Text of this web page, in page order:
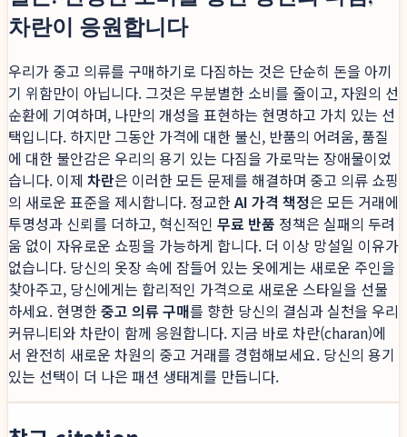
차란이 응원합니다
우리가 중고 의류를 구매하기로 다짐하는 것은 단순히 돈을 아끼
기 위함만이 아닙니다. 그것은 무분별한 소비를 줄이고, 자원의 선
순환에 기여하며, 나만의 개성을 표현하는 현명하고 가치 있는 선
택입니다. 하지만 그동안 가격에 대한 불신, 반품의 어려움, 품질
에 대한 불안감은 우리의 용기 있는 다짐을 가로막는 장애물이었
습니다. 이제 차란은 이러한 모든 문제를 해결하며 중고 의류 쇼핑
의 새로운 표준을 제시합니다. 정교한AI 가격 책정은 모든 거래에
투명성과 신뢰를 더하고, 혁신적인 무료 반품 정책은 실패의 두려
움 없이 자유로운 쇼핑을 가능하게 합니다. 더 이상 망설일 이유가
없습니다. 당신의 옷장 속에 잠들어 있는 옷에게는 새로운 주인을
찾아주고, 당신에게는 합리적인 가격으로 새로운 스타일을 선물
하세요. 현명한중고 의류 구매를 향한 당신의 결심과 실천을 우리
커뮤니티와 차란이 함께 응원합니다. 지금 바로 차란(charan)에
서 완전히 새로운 차원의 중고 거래를 경험해보세요. 당신의 용기
있는 선택이 더 나은 패션 생태계를 만듭니다.